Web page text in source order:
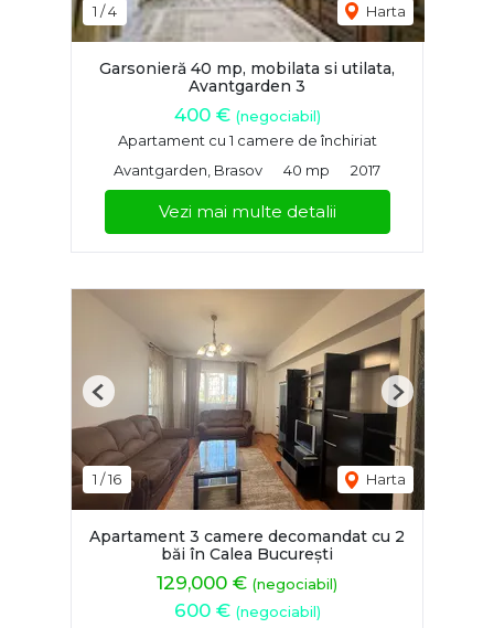
1 /4 Harta
Garsonieră 40 mp, mobilata si utilata,
Avantgarden 3
400 € (negociabil)
Apartament cu 1 camere de închiriat
Avantgarden, Brasov
40 mp 2017
Vezi mai multe detalii
1 /16 Harta
Previous Next
Apartament 3 camere decomandat cu 2
băi în Calea București
129,000 € (negociabil)
600 € (negociabil)